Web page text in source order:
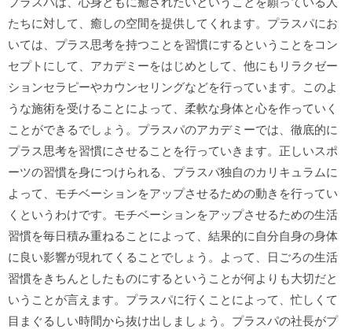
たちに対して、癒しの空間を提供してくれます。プラスパにお
いては、プラス思考を持つことを習慣にするということをコン
セプトにして、アカデミーをはじめとして、他にもリラクゼー
ションセラピーやカウンセリングなどを行っています。このよ
うな施術を受けることによって、柔軟な身体と心を作っていく
ことができるでしょう。プラスパのアカデミーでは、徹底的に
プラス思考を習慣にさせることを行っていきます。正しいスポ
ーツの習慣を身につけられる、プラスパ独自のカリキュラムに
よって、モチベーションをアップさせるための動きを行ってい
くというわけです。モチベーションをアップさせるための生活
習慣を毎日積み重ねることによって、結果的に自分自身の身体
に良い影響が現れてくることでしょう。よって、日ごろの生活
習慣をきちんとしたものにするということが何よりも大切だと
いうことが言えます。プラスパに行くことによって、忙しくて
目まぐるしい時間から抜け出しましょう。プラスパの社長がプ